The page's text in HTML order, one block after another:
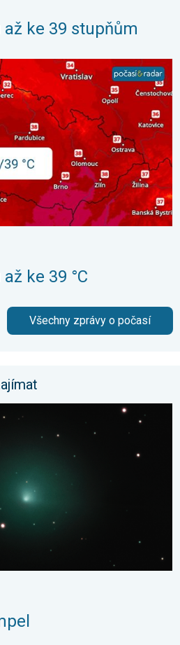
ke 39 stupňům
Od pondělí vlna veder. . .
ke 39 °C
Všechny zprávy o počasí
přiblížení. . . sobota 25.